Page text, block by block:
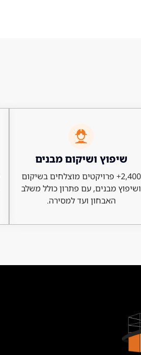
שיפוץ ושיקום מבנים
2,400+ פרויקטים מוצלחים בשיקום
ושיפוץ מבנים, עם פתרון כולל משלב
האבחון ועד למסירה.